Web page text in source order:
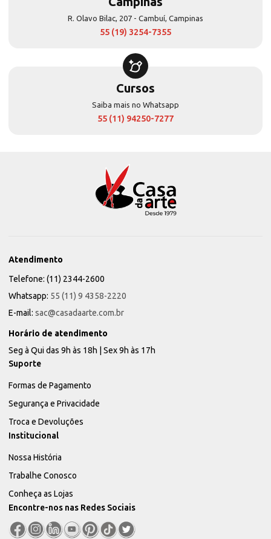
R. Olavo Bilac, 207 - Cambuí, Campinas
55 (19) 3254-7355
Cursos
Saiba mais no Whatsapp
55 (11) 94250-7277
Atendimento
Telefone: (11) 2344-2600
Whatsapp: 55 (11) 9 4358-2220
E-mail: sac@casadaarte.com.br
Horário de atendimento
Seg à Qui das 9h às 18h | Sex 9h às 17h
Suporte
Formas de Pagamento
Segurança e Privacidade
Troca e Devoluções
Institucional
Nossa História
Trabalhe Conosco
Conheça as Lojas
Encontre-nos nas Redes Sociais